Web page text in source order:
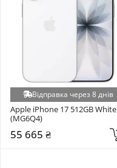
Відправка через 8 днів
Apple iPhone 17 512GB White
(MG6Q4)
55 665 ₴